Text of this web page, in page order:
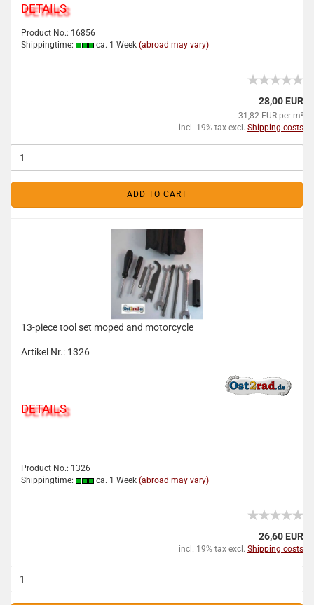
DETAILS
Product No.: 16856
Shippingtime:
ca. 1 Week (abroad may vary)
28,00 EUR
31,82 EUR per m²
incl. 19% tax excl. Shipping costs
ADD TO CART
13-piece tool set moped and motorcycle
Artikel Nr.: 1326
DETAILS
Product No.: 1326
Shippingtime:
ca. 1 Week (abroad may vary)
26,60 EUR
incl. 19% tax excl. Shipping costs